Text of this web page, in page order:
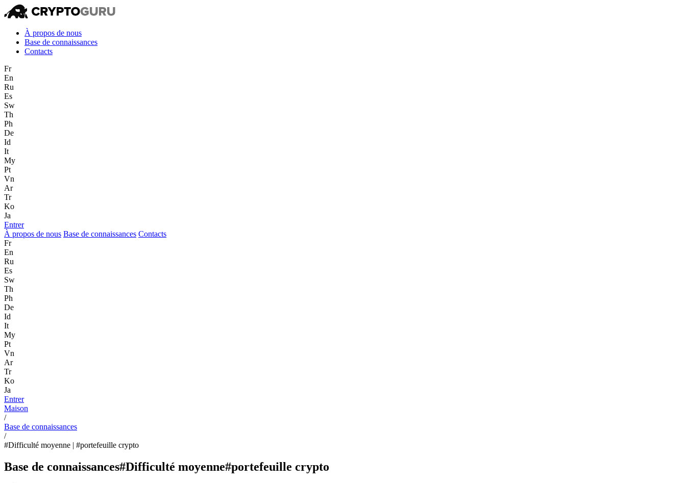
À propos de nous
Base de connaissances
Contacts
Fr
En
Ru
Es
Sw
Th
Ph
De
Id
It
My
Pt
Vn
Ar
Tr
Ko
Ja
Entrer
À propos de nous Base de connaissances Contacts
Fr
En
Ru
Es
Sw
Th
Ph
De
Id
It
My
Pt
Vn
Ar
Tr
Ko
Ja
Entrer
Maison
/
Base de connaissances
/
#Difficulté moyenne | #portefeuille crypto
Base de connaissances#Difficulté moyenne#portefeuille crypto